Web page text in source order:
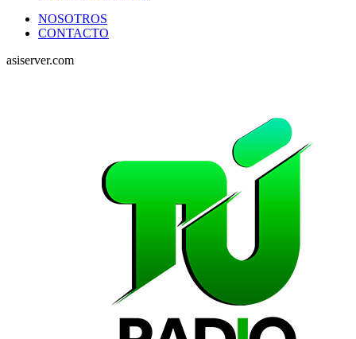
NOSOTROS
CONTACTO
asiserver.com